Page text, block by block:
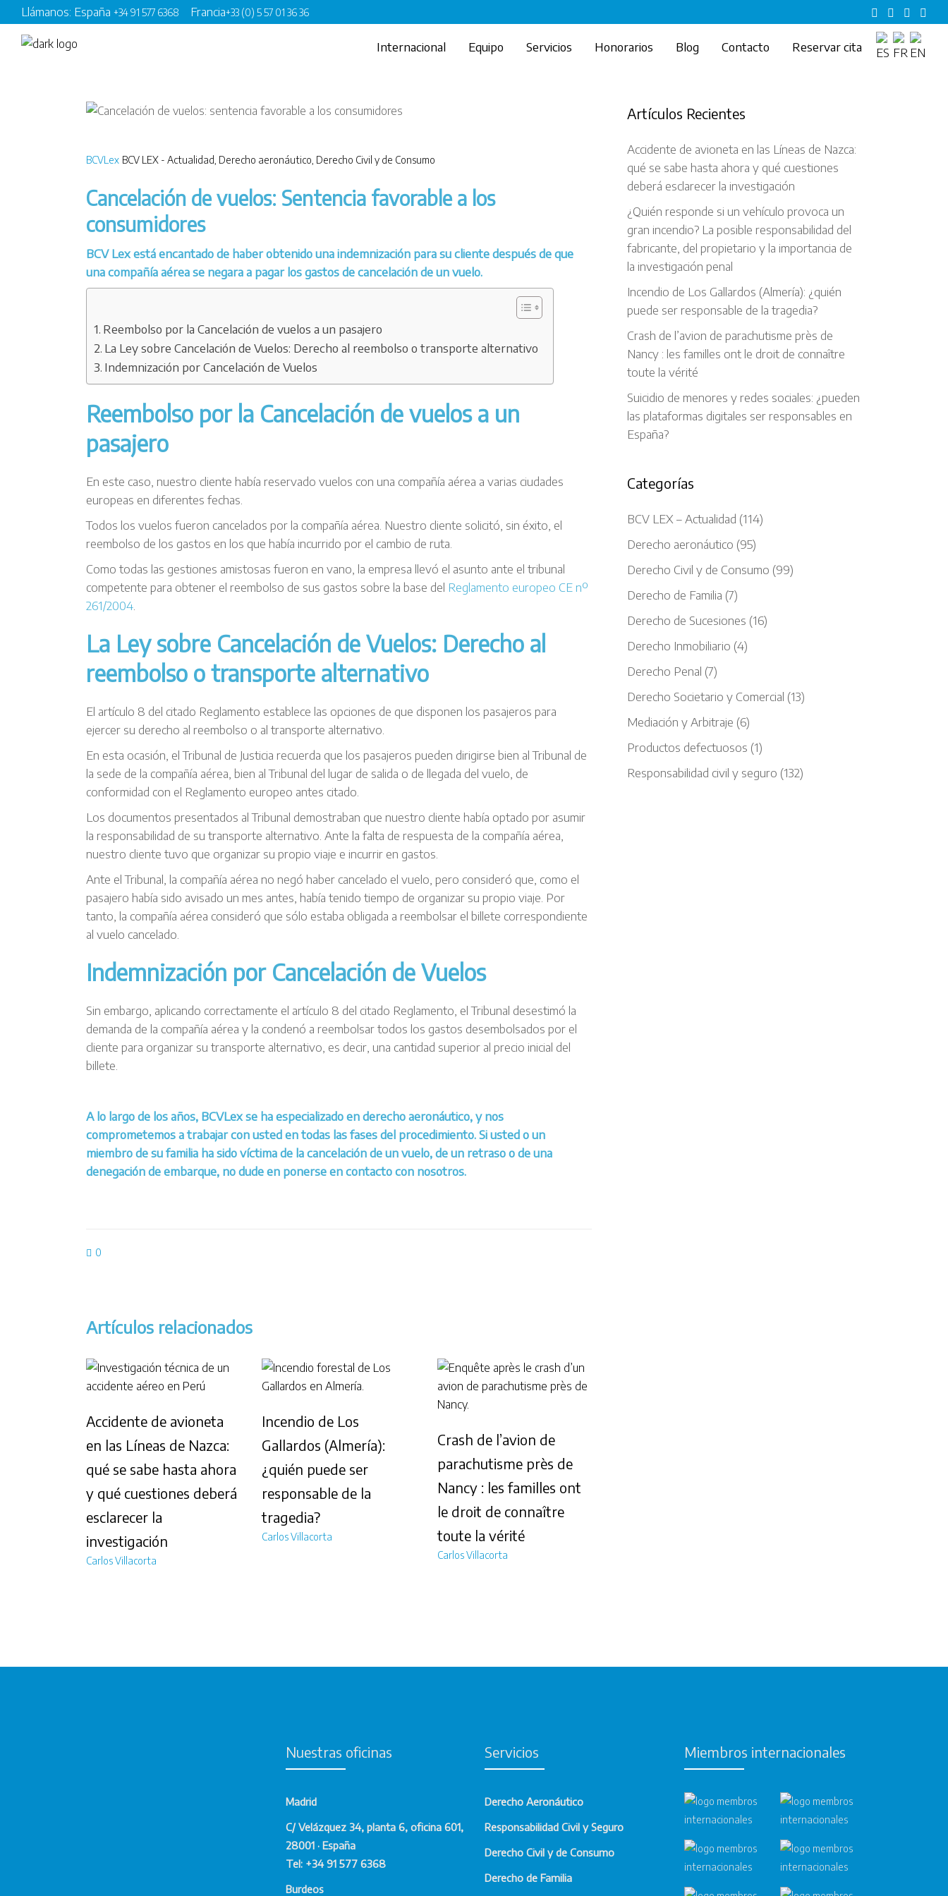
Llámanos: España +34 91 577 6368 Francia+33 (0) 5 57 01 36 36
Internacional Equipo Servicios Honorarios Blog Contacto Reservar cita
BCVLex BCV LEX - Actualidad Derecho aeronáutico Derecho Civil y de Consumo
Cancelación de vuelos: Sentencia favorable a los
consumidores
BCV Lex está encantado de haber obtenido una indemnización para su cliente después de que
una compañía aérea se negara a pagar los gastos de cancelación de un vuelo.
Reembolso por la Cancelación de vuelos a un pasajero
La Ley sobre Cancelación de Vuelos: Derecho al reembolso o transporte alternativo
Indemnización por Cancelación de Vuelos
Reembolso por la Cancelación de vuelos a un
pasajero
En este caso, nuestro cliente había reservado vuelos con una compañía aérea a varias ciudades
europeas en diferentes fechas.
Todos los vuelos fueron cancelados por la compañía aérea. Nuestro cliente solicitó, sin éxito, el
reembolso de los gastos en los que había incurrido por el cambio de ruta.
Como todas las gestiones amistosas fueron en vano, la empresa llevó el asunto ante el tribunal
competente para obtener el reembolso de sus gastos sobre la base del Reglamento europeo CE nº
261/2004
La Ley sobre Cancelación de Vuelos: Derecho al
reembolso o transporte alternativo
El artículo 8 del citado Reglamento establece las opciones de que disponen los pasajeros para
ejercer su derecho al reembolso o al transporte alternativo.
En esta ocasión, el Tribunal de Justicia recuerda que los pasajeros pueden dirigirse bien al Tribunal de
la sede de la compañía aérea, bien al Tribunal del lugar de salida o de llegada del vuelo, de
conformidad con el Reglamento europeo antes citado.
Los documentos presentados al Tribunal demostraban que nuestro cliente había optado por asumir
la responsabilidad de su transporte alternativo. Ante la falta de respuesta de la compañía aérea,
nuestro cliente tuvo que organizar su propio viaje e incurrir en gastos.
Ante el Tribunal, la compañía aérea no negó haber cancelado el vuelo, pero consideró que, como el
pasajero había sido avisado un mes antes, había tenido tiempo de organizar su propio viaje. Por
tanto, la compañía aérea consideró que sólo estaba obligada a reembolsar el billete correspondiente
al vuelo cancelado.
Indemnización por Cancelación de Vuelos
Sin embargo, aplicando correctamente el artículo 8 del citado Reglamento, el Tribunal desestimó la
demanda de la compañía aérea y la condenó a reembolsar todos los gastos desembolsados por el
cliente para organizar su transporte alternativo, es decir, una cantidad superior al precio inicial del
billete.
A lo largo de los años, BCVLex se ha especializado en derecho aeronáutico, y nos
comprometemos a trabajar con usted en todas las fases del procedimiento. Si usted o un
miembro de su familia ha sido víctima de la cancelación de un vuelo, de un retraso o de una
denegación de embarque, no dude en ponerse en contacto con nosotros.
0
Artículos relacionados
Accidente de avioneta
en las Líneas de Nazca:
qué se sabe hasta ahora
y qué cuestiones deberá
esclarecer la
investigación
Carlos Villacorta
Incendio de Los
Gallardos (Almería):
¿quién puede ser
responsable de la
tragedia?
Carlos Villacorta
Crash de l’avion de
parachutisme près de
Nancy : les familles ont
le droit de connaître
toute la vérité
Carlos Villacorta
Artículos Recientes
Accidente de avioneta en las Líneas de Nazca:
qué se sabe hasta ahora y qué cuestiones
deberá esclarecer la investigación
¿Quién responde si un vehículo provoca un
gran incendio? La posible responsabilidad del
fabricante, del propietario y la importancia de
la investigación penal
Incendio de Los Gallardos (Almería): ¿quién
puede ser responsable de la tragedia?
Crash de l’avion de parachutisme près de
Nancy : les familles ont le droit de connaître
toute la vérité
Suicidio de menores y redes sociales: ¿pueden
las plataformas digitales ser responsables en
España?
Categorías
BCV LEX – Actualidad (114)
Derecho aeronáutico (95)
Derecho Civil y de Consumo (99)
Derecho de Familia (7)
Derecho de Sucesiones (16)
Derecho Inmobiliario (4)
Derecho Penal (7)
Derecho Societario y Comercial (13)
Mediación y Arbitraje (6)
Productos defectuosos (1)
Responsabilidad civil y seguro (132)
Nuestras oficinas
Madrid
C/ Velázquez 34, planta 6, oficina 601,
28001 · España
Tel: +34 91 577 6368
Burdeos
Servicios
Derecho Aeronáutico
Responsabilidad Civil y Seguro
Derecho Civil y de Consumo
Derecho de Familia
Miembros internacionales